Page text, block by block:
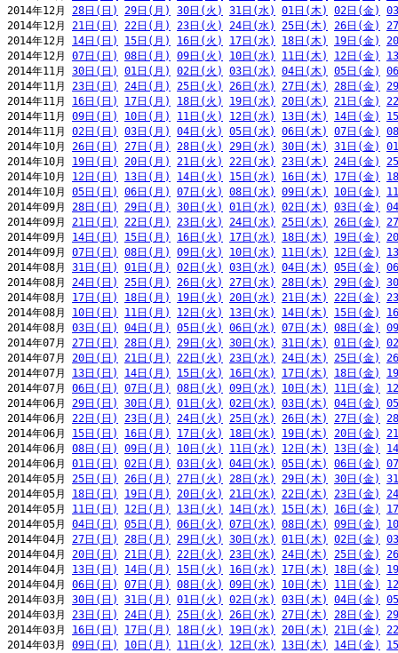
2014年12月 28日(日) 29日(月) 30日(火) 31日(水) 01日(木) 02日(金)
2014年12月 21日(日) 22日(月) 23日(火) 24日(水) 25日(木) 26日(金)
2014年12月 14日(日) 15日(月) 16日(火) 17日(水) 18日(木) 19日(金)
2014年12月 07日(日) 08日(月) 09日(火) 10日(水) 11日(木) 12日(金)
2014年11月 30日(日) 01日(月) 02日(火) 03日(水) 04日(木) 05日(金)
2014年11月 23日(日) 24日(月) 25日(火) 26日(水) 27日(木) 28日(金)
2014年11月 16日(日) 17日(月) 18日(火) 19日(水) 20日(木) 21日(金)
2014年11月 09日(日) 10日(月) 11日(火) 12日(水) 13日(木) 14日(金)
2014年11月 02日(日) 03日(月) 04日(火) 05日(水) 06日(木) 07日(金)
2014年10月 26日(日) 27日(月) 28日(火) 29日(水) 30日(木) 31日(金)
2014年10月 19日(日) 20日(月) 21日(火) 22日(水) 23日(木) 24日(金)
2014年10月 12日(日) 13日(月) 14日(火) 15日(水) 16日(木) 17日(金)
2014年10月 05日(日) 06日(月) 07日(火) 08日(水) 09日(木) 10日(金)
2014年09月 28日(日) 29日(月) 30日(火) 01日(水) 02日(木) 03日(金)
2014年09月 21日(日) 22日(月) 23日(火) 24日(水) 25日(木) 26日(金)
2014年09月 14日(日) 15日(月) 16日(火) 17日(水) 18日(木) 19日(金)
2014年09月 07日(日) 08日(月) 09日(火) 10日(水) 11日(木) 12日(金)
2014年08月 31日(日) 01日(月) 02日(火) 03日(水) 04日(木) 05日(金)
2014年08月 24日(日) 25日(月) 26日(火) 27日(水) 28日(木) 29日(金)
2014年08月 17日(日) 18日(月) 19日(火) 20日(水) 21日(木) 22日(金)
2014年08月 10日(日) 11日(月) 12日(火) 13日(水) 14日(木) 15日(金)
2014年08月 03日(日) 04日(月) 05日(火) 06日(水) 07日(木) 08日(金)
2014年07月 27日(日) 28日(月) 29日(火) 30日(水) 31日(木) 01日(金)
2014年07月 20日(日) 21日(月) 22日(火) 23日(水) 24日(木) 25日(金)
2014年07月 13日(日) 14日(月) 15日(火) 16日(水) 17日(木) 18日(金)
2014年07月 06日(日) 07日(月) 08日(火) 09日(水) 10日(木) 11日(金)
2014年06月 29日(日) 30日(月) 01日(火) 02日(水) 03日(木) 04日(金)
2014年06月 22日(日) 23日(月) 24日(火) 25日(水) 26日(木) 27日(金)
2014年06月 15日(日) 16日(月) 17日(火) 18日(水) 19日(木) 20日(金)
2014年06月 08日(日) 09日(月) 10日(火) 11日(水) 12日(木) 13日(金)
2014年06月 01日(日) 02日(月) 03日(火) 04日(水) 05日(木) 06日(金)
2014年05月 25日(日) 26日(月) 27日(火) 28日(水) 29日(木) 30日(金)
2014年05月 18日(日) 19日(月) 20日(火) 21日(水) 22日(木) 23日(金)
2014年05月 11日(日) 12日(月) 13日(火) 14日(水) 15日(木) 16日(金)
2014年05月 04日(日) 05日(月) 06日(火) 07日(水) 08日(木) 09日(金)
2014年04月 27日(日) 28日(月) 29日(火) 30日(水) 01日(木) 02日(金)
2014年04月 20日(日) 21日(月) 22日(火) 23日(水) 24日(木) 25日(金)
2014年04月 13日(日) 14日(月) 15日(火) 16日(水) 17日(木) 18日(金)
2014年04月 06日(日) 07日(月) 08日(火) 09日(水) 10日(木) 11日(金)
2014年03月 30日(日) 31日(月) 01日(火) 02日(水) 03日(木) 04日(金)
2014年03月 23日(日) 24日(月) 25日(火) 26日(水) 27日(木) 28日(金)
2014年03月 16日(日) 17日(月) 18日(火) 19日(水) 20日(木) 21日(金)
2014年03月 09日(日) 10日(月) 11日(火) 12日(水) 13日(木) 14日(金)